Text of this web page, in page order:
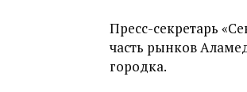
Пресс-секретарь
часть рынков
городка.